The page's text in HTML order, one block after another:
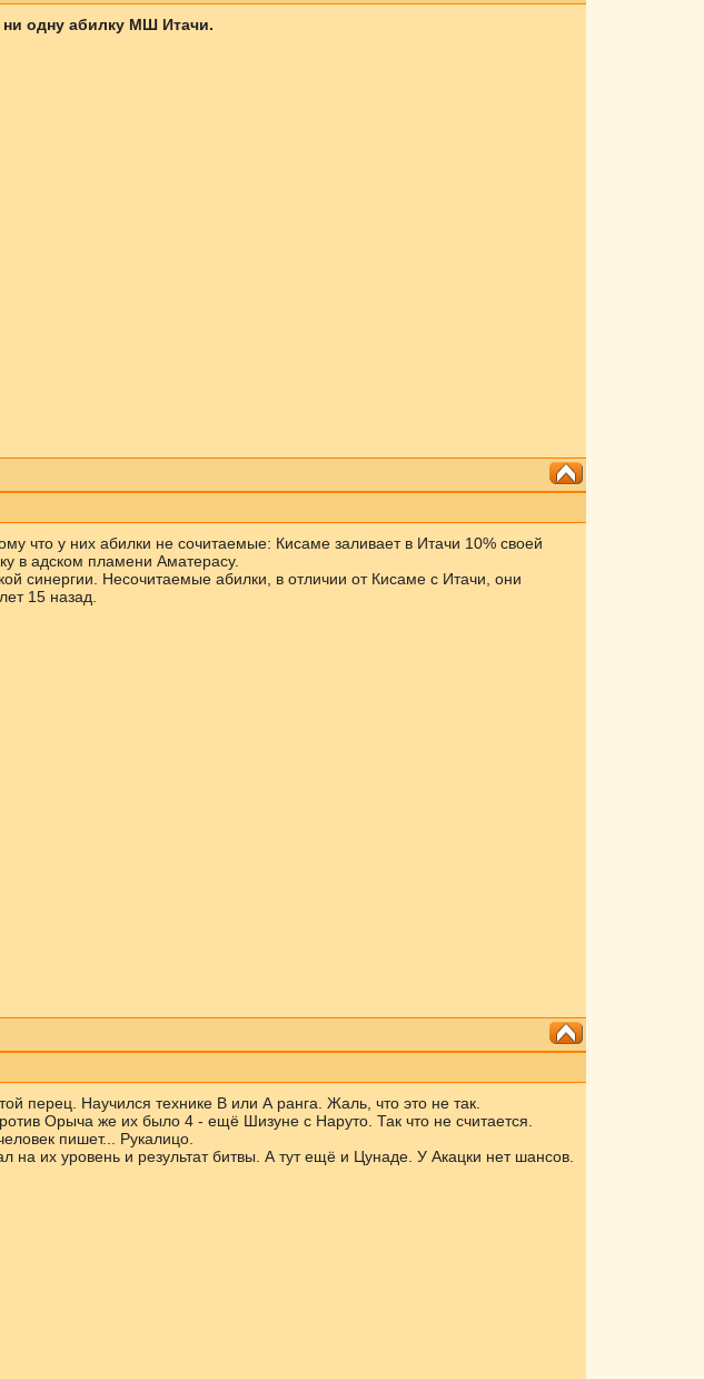
ни одну абилку МШ Итачи.
что у них абилки не сочитаемые: Кисаме заливает в Итачи 10% своей
в адском пламени Аматерасу.
синергии. Несочитаемые абилки, в отличии от Кисаме с Итачи, они
15 назад.
перец. Научился технике В или А ранга. Жаль, что это не так.
Орыча же их было 4 - ещё Шизуне с Наруто. Так что не считается.
пишет... Рукалицо.
их уровень и результат битвы. А тут ещё и Цунаде. У Акацки нет шансов.